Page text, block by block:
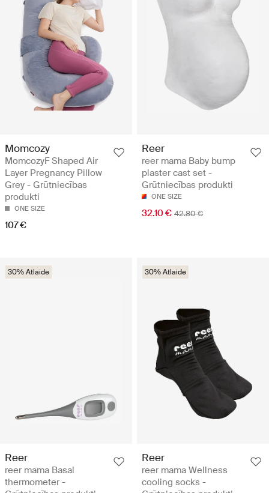
Momcozy
MomcozyF Shaped Air
Layer Pregnancy Pillow
Grey - Grūtniecības
produkti
ONE SIZE
107 €
Reer
reer mama Baby bump
plaster cast set -
Grūtniecības produkti
ONE SIZE
32.10 € 42.80 €
30% Atlaide
Reer
reer mama Basal
thermometer -
30% Atlaide
Reer
reer mama Wellness
cooling socks -